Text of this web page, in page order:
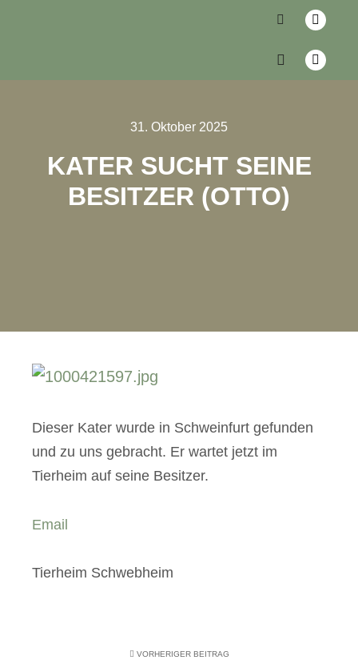
31. Oktober 2025
KATER SUCHT SEINE
BESITZER (OTTO)
Dieser Kater wurde in Schweinfurt gefunden
und zu uns gebracht. Er wartet jetzt im
Tierheim auf seine Besitzer.
Email
Tierheim Schwebheim
VORHERIGER BEITRAG